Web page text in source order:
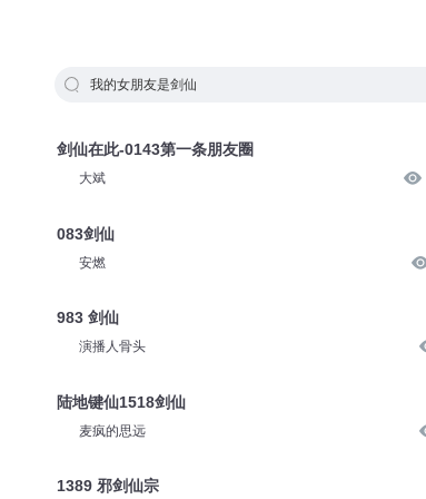
我的女朋友是剑仙
剑仙在此-0143第一条朋友圈
大斌
083剑仙
安燃
983 剑仙
演播人骨头
陆地键仙1518剑仙
麦疯的思远
1389 邪剑仙宗